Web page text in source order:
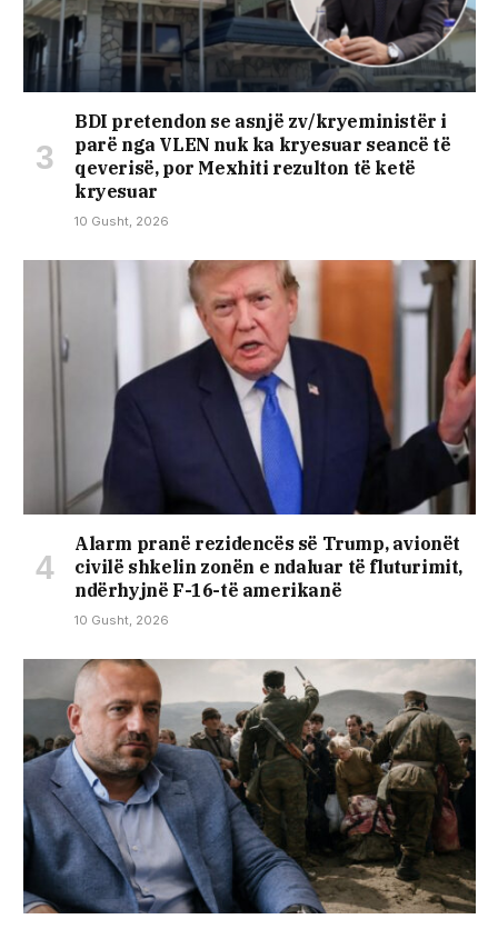
BDI pretendon se asnjë zv/kryeministër i
parë nga VLEN nuk ka kryesuar seancë të
qeverisë, por Mexhiti rezulton të ketë
kryesuar
10 Gusht, 2026
Alarm pranë rezidencës së Trump, avionët
civilë shkelin zonën e ndaluar të fluturimit,
ndërhyjnë F-16-të amerikanë
10 Gusht, 2026